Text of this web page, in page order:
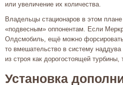
или увеличение их количества.
Владельцы стационаров в этом
«подвесным» оппонентам. Если
Олдсмобиль, ещё можно форсировать
то вмешательство в систему
из строя как дорогостоящей
Установка